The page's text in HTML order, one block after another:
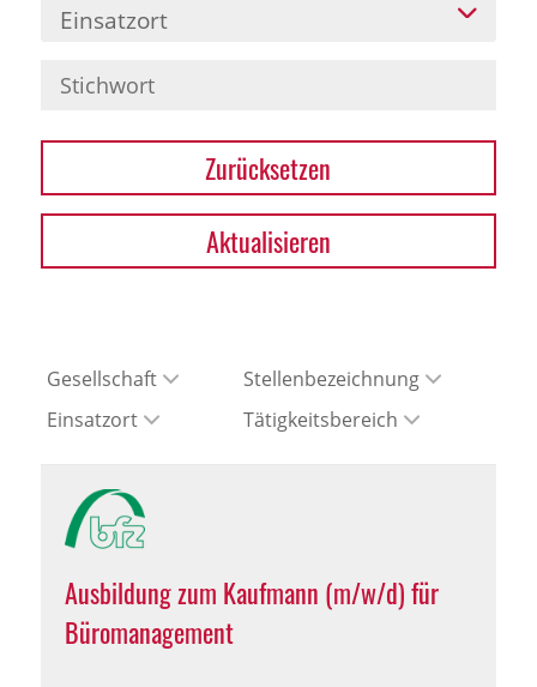
Einsatzort
Zurücksetzen
Aktualisieren
Gesellschaft
Stellenbezeichnung
Einsatzort
Tätigkeitsbereich
Ausbildung zum Kaufmann (m/w/d) für
Büromanagement